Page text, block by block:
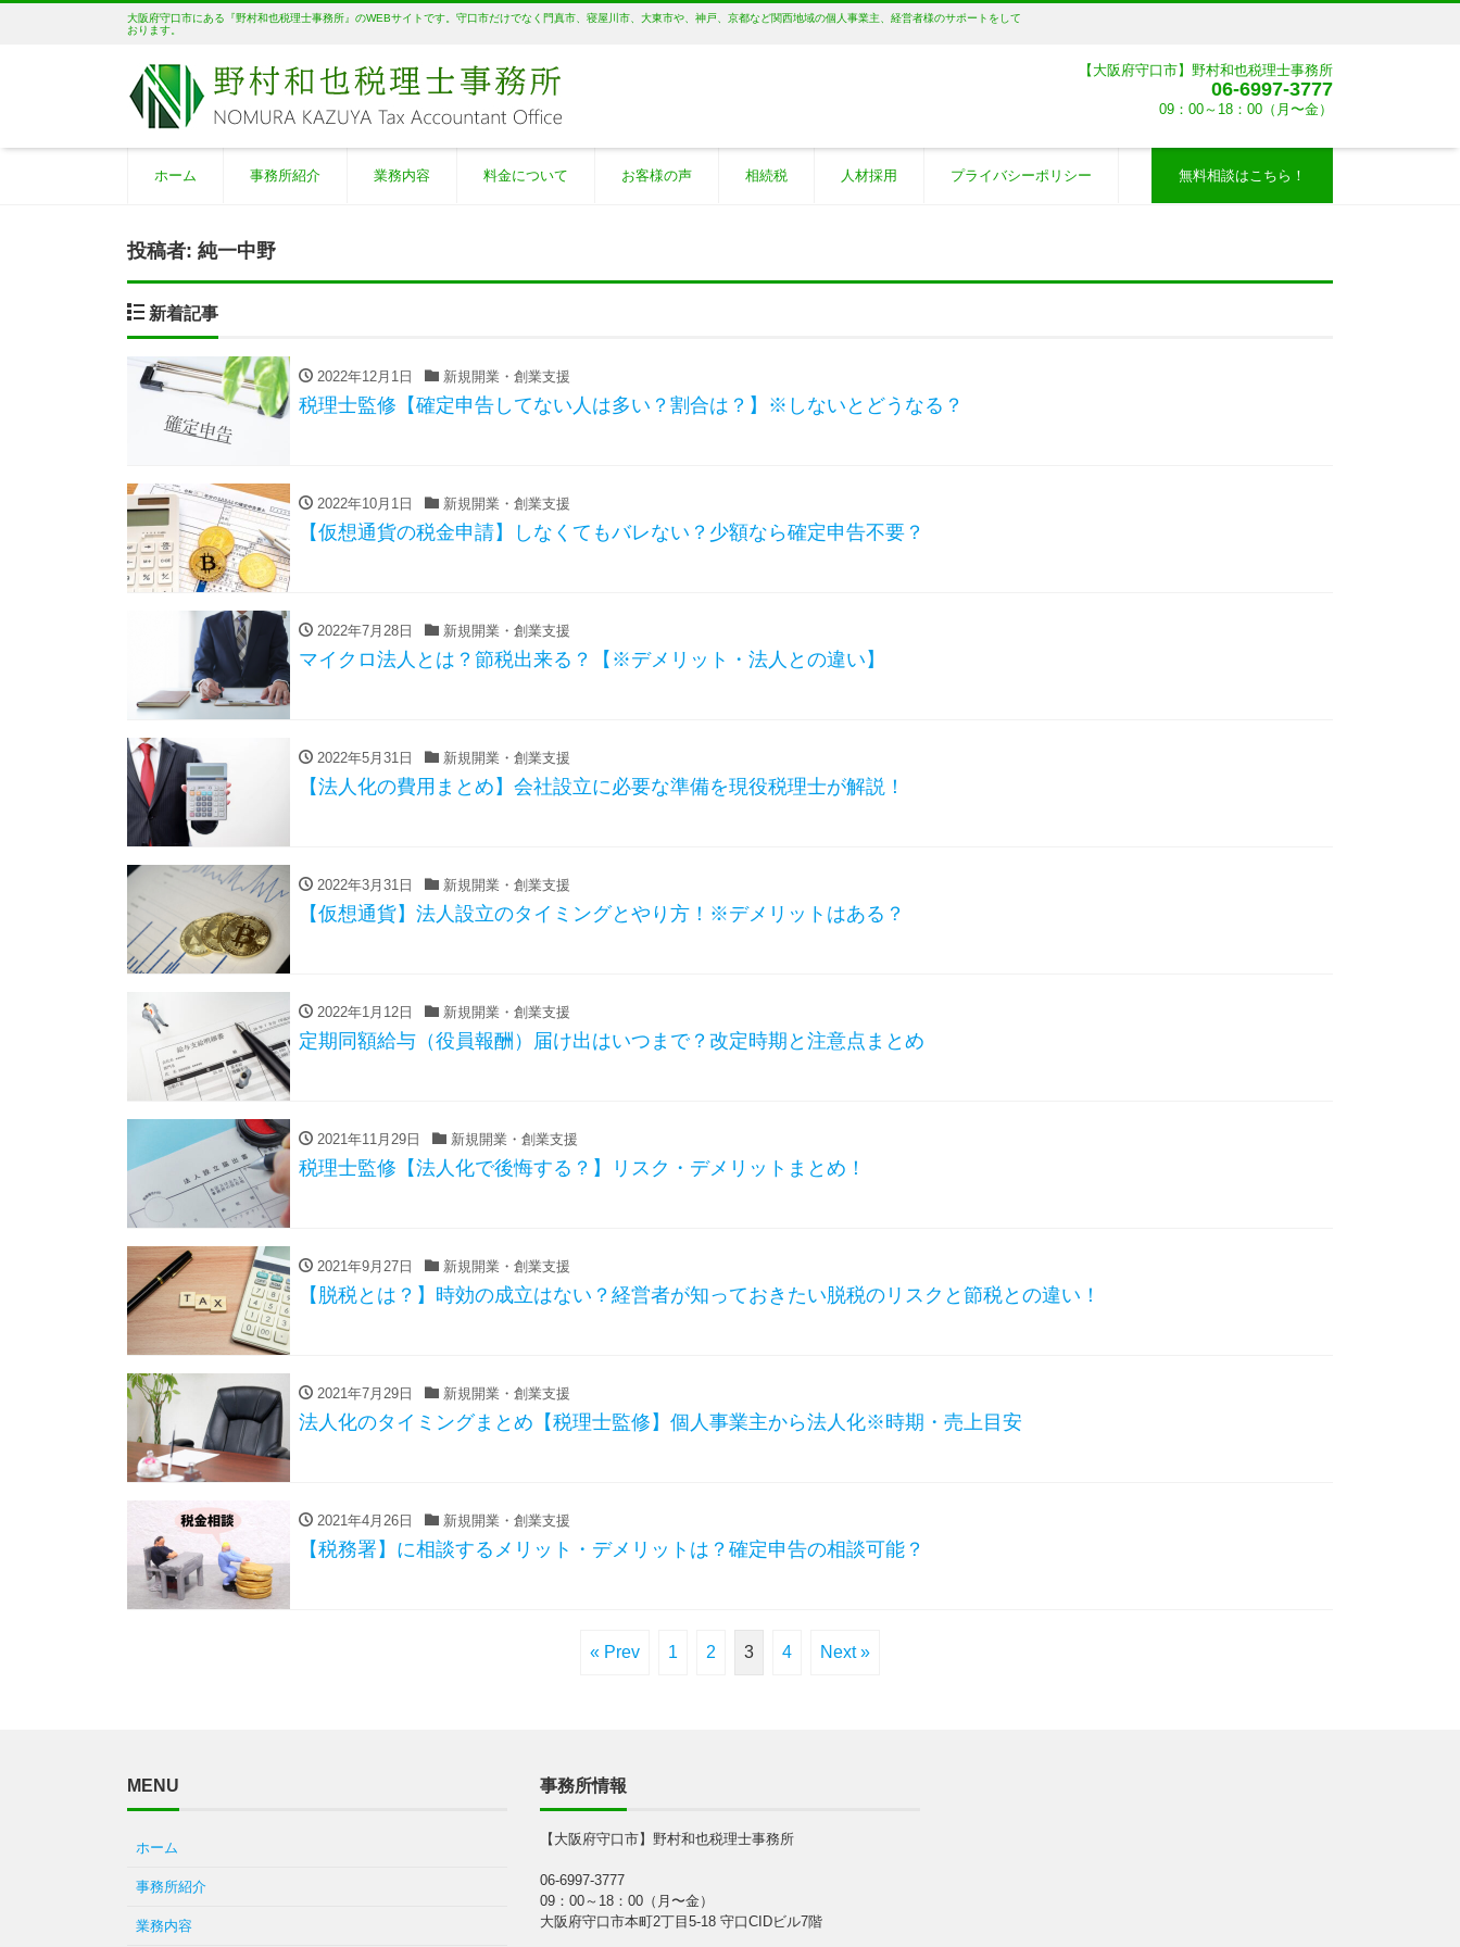
大阪府守口市にある『野村和也税理士事務所』のWEBサイトです。守口市だけでなく門真市、寝屋川市、大東市や、神戸、京都など関西地域の個人事業主、経営者様のサポートをして
おります。
【大阪府守口市】野村和也税理士事務所
06-6997-3777
09：00～18：00（月〜金）
ホーム 事務所紹介 業務内容 料金について お客様の声 相続税 人材採用 プライバシーポリシー 無料相談はこちら！
投稿者: 純一中野
新着記事
2022年12月1日 新規開業・創業支援
税理士監修【確定申告してない人は多い？割合は？】※しないとどうなる？
2022年10月1日 新規開業・創業支援
【仮想通貨の税金申請】しなくてもバレない？少額なら確定申告不要？
2022年7月28日 新規開業・創業支援
マイクロ法人とは？節税出来る？【※デメリット・法人との違い】
2022年5月31日 新規開業・創業支援
【法人化の費用まとめ】会社設立に必要な準備を現役税理士が解説！
2022年3月31日 新規開業・創業支援
【仮想通貨】法人設立のタイミングとやり方！※デメリットはある？
2022年1月12日 新規開業・創業支援
定期同額給与（役員報酬）届け出はいつまで？改定時期と注意点まとめ
2021年11月29日 新規開業・創業支援
税理士監修【法人化で後悔する？】リスク・デメリットまとめ！
2021年9月27日 新規開業・創業支援
【脱税とは？】時効の成立はない？経営者が知っておきたい脱税のリスクと節税との違い！
2021年7月29日 新規開業・創業支援
法人化のタイミングまとめ【税理士監修】個人事業主から法人化※時期・売上目安
2021年4月26日 新規開業・創業支援
【税務署】に相談するメリット・デメリットは？確定申告の相談可能？
« Prev 1 2 3 4 Next »
MENU
ホーム
事務所紹介
業務内容
事務所情報
【大阪府守口市】野村和也税理士事務所
06-6997-3777
09：00～18：00（月〜金）
大阪府守口市本町2丁目5-18 守口CIDビル7階